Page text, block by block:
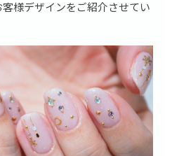
様デザインをご紹介させてい